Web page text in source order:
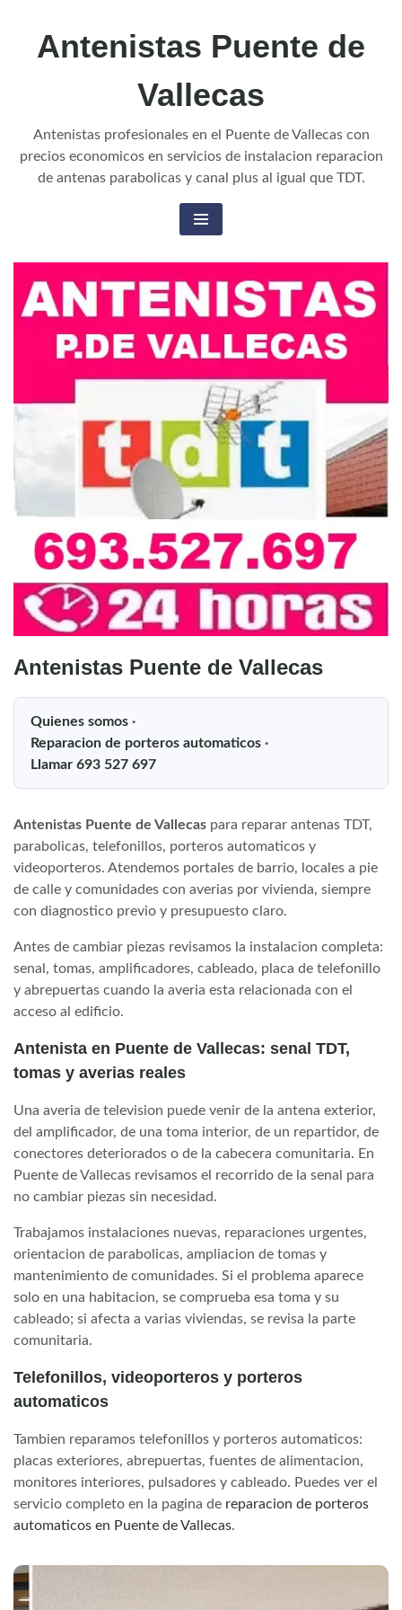
Antenistas Puente de
Vallecas
Antenistas profesionales en el Puente de Vallecas con
precios economicos en servicios de instalacion reparacion
de antenas parabolicas y canal plus al igual que TDT.
Antenistas Puente de Vallecas
Quienes somos ·
Reparacion de porteros automaticos ·
Llamar 693 527 697
Antenistas Puente de Vallecas para reparar antenas TDT,
parabolicas, telefonillos, porteros automaticos y
videoporteros. Atendemos portales de barrio, locales a pie
de calle y comunidades con averias por vivienda, siempre
con diagnostico previo y presupuesto claro.
Antes de cambiar piezas revisamos la instalacion completa:
senal, tomas, amplificadores, cableado, placa de telefonillo
y abrepuertas cuando la averia esta relacionada con el
acceso al edificio.
Antenista en Puente de Vallecas: senal TDT,
tomas y averias reales
Una averia de television puede venir de la antena exterior,
del amplificador, de una toma interior, de un repartidor, de
conectores deteriorados o de la cabecera comunitaria. En
Puente de Vallecas revisamos el recorrido de la senal para
no cambiar piezas sin necesidad.
Trabajamos instalaciones nuevas, reparaciones urgentes,
orientacion de parabolicas, ampliacion de tomas y
mantenimiento de comunidades. Si el problema aparece
solo en una habitacion, se comprueba esa toma y su
cableado; si afecta a varias viviendas, se revisa la parte
comunitaria.
Telefonillos, videoporteros y porteros
automaticos
Tambien reparamos telefonillos y porteros automaticos:
placas exteriores, abrepuertas, fuentes de alimentacion,
monitores interiores, pulsadores y cableado. Puedes ver el
servicio completo en la pagina de reparacion de porteros
automaticos en Puente de Vallecas.